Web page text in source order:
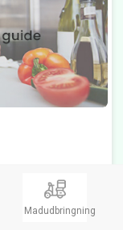
Madudbringning